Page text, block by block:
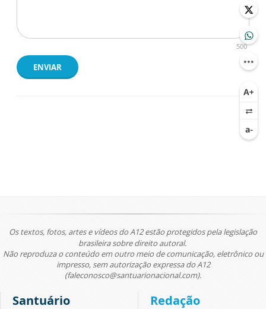
500
ENVIAR
Os textos, fotos, artes e vídeos do A12 estão protegidos pela legislação
brasileira sobre direito autoral.
Não reproduza o conteúdo em outro meio de comunicação, eletrônico ou
impresso, sem autorização expressa do A12
(faleconosco@santuarionacional.com).
Santuário Redação